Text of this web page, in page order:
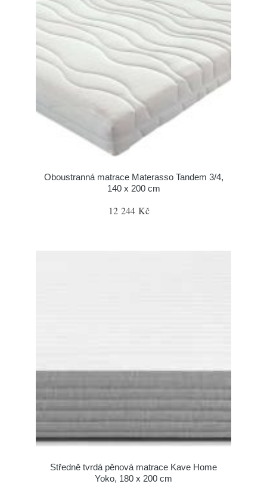
Oboustranná matrace Materasso Tandem 3/4,
140 x 200 cm
12 244 Kč
Středně tvrdá pěnová matrace Kave Home
Yoko, 180 x 200 cm